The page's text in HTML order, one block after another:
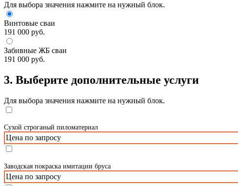
Для выбора значения нажмите на нужный блок.
Винтовые сваи
191 000 руб.
Забивные ЖБ сваи
191 000 руб.
3. Выберите дополнительные услуги
Для выбора значения нажмите на нужный блок.
Сухой строганый пиломатериал
Цена по запросу
Заводская покраска имитации бруса
Цена по запросу